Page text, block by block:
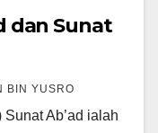
dan Sunat
BIN YUSRO
Ab’ad ialah